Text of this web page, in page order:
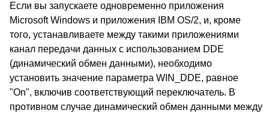
Если вы запускаете одновременно приложения
Microsoft Windows и приложения IBM OS/2, и, кроме
того, устанавливаете между такими приложениями
канал передачи данных с использованием DDE
(динамический обмен данными), необходимо
установить значение параметра WIN_DDE, равное
"On", включив соответствующий переключатель. В
противном случае динамический обмен данными между